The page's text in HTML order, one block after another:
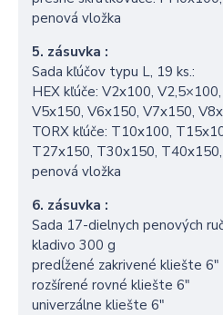
penová vložka
5. zásuvka :
Sada kľúčov typu L, 19 ks.:
HEX kľúče: V2x100,
V5x150, V6x150, V7x150,
TORX kľúče: T10x100,
T27x150, T30x150,
penová vložka
6. zásuvka :
Sada 17-dielnych penových
kladivo 300 g
predĺžené zakrivené kliešte 6″
rozšírené rovné kliešte 6″
univerzálne kliešte 6″